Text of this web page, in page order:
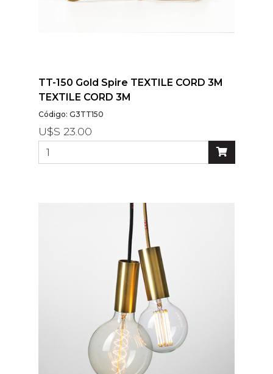
TT-150 Gold Spire TEXTILE CORD 3M
TEXTILE CORD 3M
Código: G3TT150
U$S 23.00